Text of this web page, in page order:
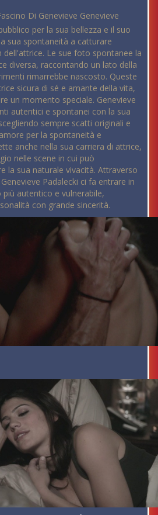
Di Genevieve Genevieve
per la sua bellezza e il suo
sua spontaneità a catturare
Le sue foto spontanee la
diversa, raccontando un lato della
rimarrebbe nascosto. Queste
sicura di sé e amante della vita,
un momento speciale. Genevieve
autentici e spontanei con la sua
sempre scatti originali e
per la spontaneità e
anche nella sua carriera di attrice,
nelle scene in cui può
la sua naturale vivacità. Attraverso
Padalecki ci fa entrare in
autentico e vulnerabile,
con grande sincerità.